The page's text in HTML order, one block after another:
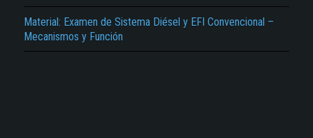
Material: Examen de Sistema Diésel y EFI Convencional –
Mecanismos y Función